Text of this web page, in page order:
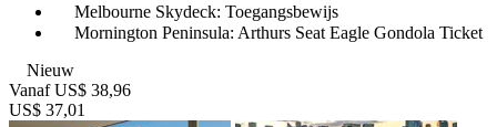
Melbourne Skydeck: Toegangsbewijs
Mornington Peninsula: Arthurs Seat Eagle Gondola Ticket
Nieuw
Vanaf US$ 38,96
US$ 37,01